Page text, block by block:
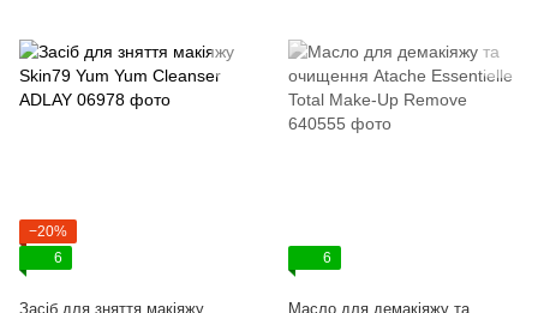
−20%
6
Засіб для зняття макіяжу
6
Масло для демакіяжу та